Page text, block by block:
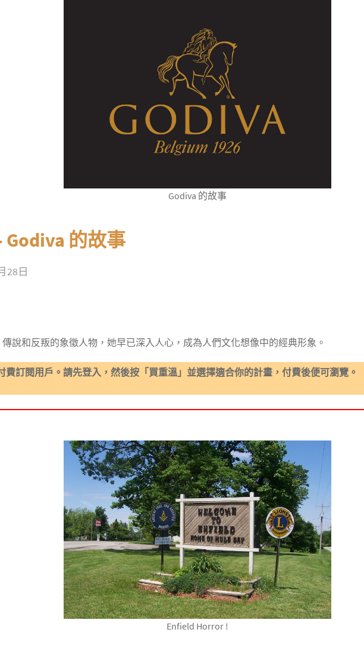
Godiva 的故事
Godiva 的故事
28日
傳說和反叛的象徵人物，她早已深入人心，成為人們文化想像中的經典形象。
費訂閱用戶。請先登入，然後按「買重溫」並選擇適合你的計畫，付費後便可瀏覽。
Enfield Horror !